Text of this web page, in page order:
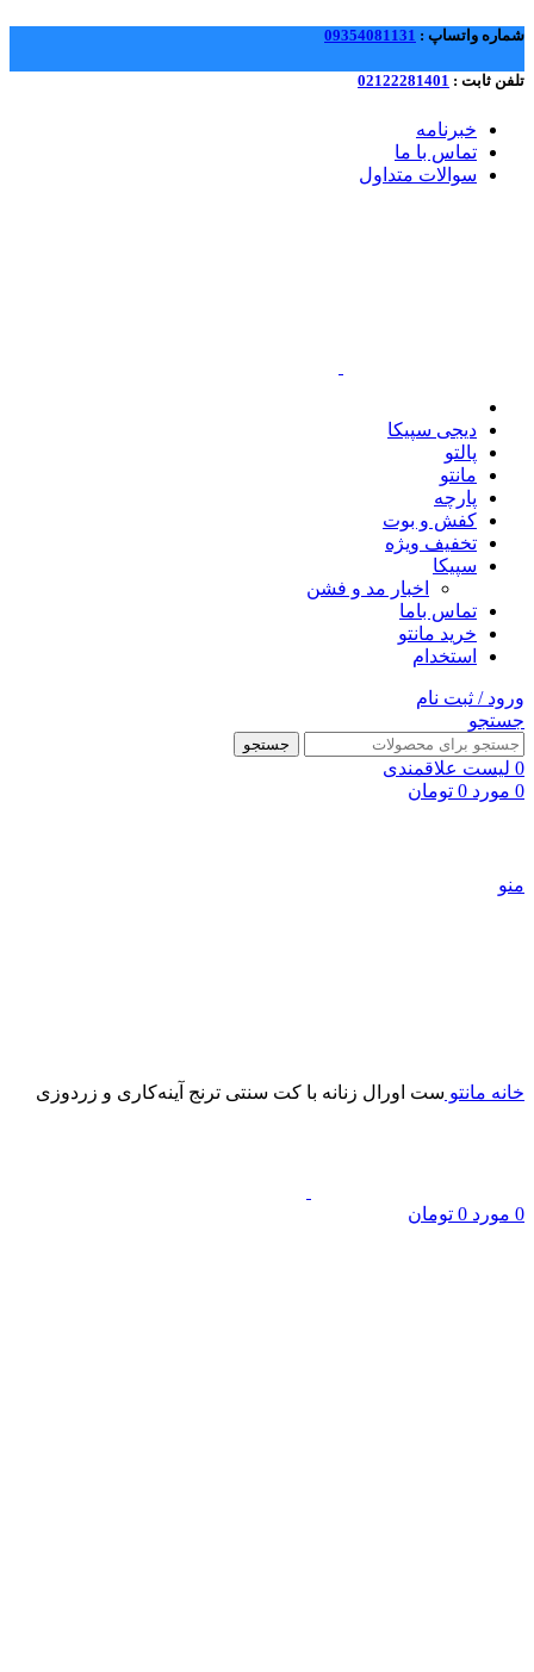
شماره واتساپ : 09354081131
تلفن ثابت : 02122281401
خبرنامه
تماس با ما
سوالات متداول
دیجی سپیکا
پالتو
مانتو
پارچه
کفش و بوت
تخفیف ویژه
سپیکا
اخبار مد و فشن
تماس باما
خرید مانتو
استخدام
ورود / ثبت نام
جستجو
جستجو
0 لیست علاقمندی
0 مورد 0 تومان
منو
0 مورد 0 تومان
خانه مانتو ست اورال زنانه با کت سنتی ترنج آینه‌کاری و زردوزی